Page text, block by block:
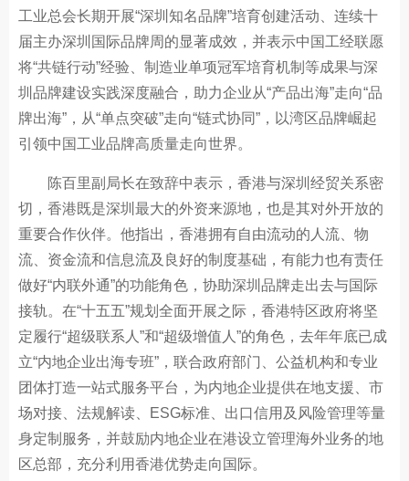
工业总会长期开展“深圳知名品牌”培育创建活动、连续十
届主办深圳国际品牌周的显著成效，并表示中国工经联愿
将“共链行动”经验、制造业单项冠军培育机制等成果与深
圳品牌建设实践深度融合，助力企业从“产品出海”走向“品
牌出海”，从“单点突破”走向“链式协同”，以湾区品牌崛起
引领中国工业品牌高质量走向世界。
陈百里副局长在致辞中表示，香港与深圳经贸关系密
切，香港既是深圳最大的外资来源地，也是其对外开放的
重要合作伙伴。他指出，香港拥有自由流动的人流、物
流、资金流和信息流及良好的制度基础，有能力也有责任
做好“内联外通”的功能角色，协助深圳品牌走出去与国际
接轨。在“十五五”规划全面开展之际，香港特区政府将坚
定履行“超级联系人”和“超级增值人”的角色，去年年底已成
立“内地企业出海专班”，联合政府部门、公益机构和专业
团体打造一站式服务平台，为内地企业提供在地支援、市
场对接、法规解读、ESG标准、出口信用及风险管理等量
身定制服务，并鼓励内地企业在港设立管理海外业务的地
区总部，充分利用香港优势走向国际。